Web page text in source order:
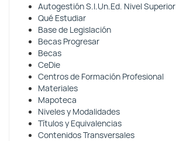
Autogestión S.I.Un.Ed. Nivel Superior
Qué Estudiar
Base de Legislación
Becas Progresar
Becas
CeDie
Centros de Formación Profesional
Materiales
Mapoteca
Niveles y Modalidades
Títulos y Equivalencias
Contenidos Transversales